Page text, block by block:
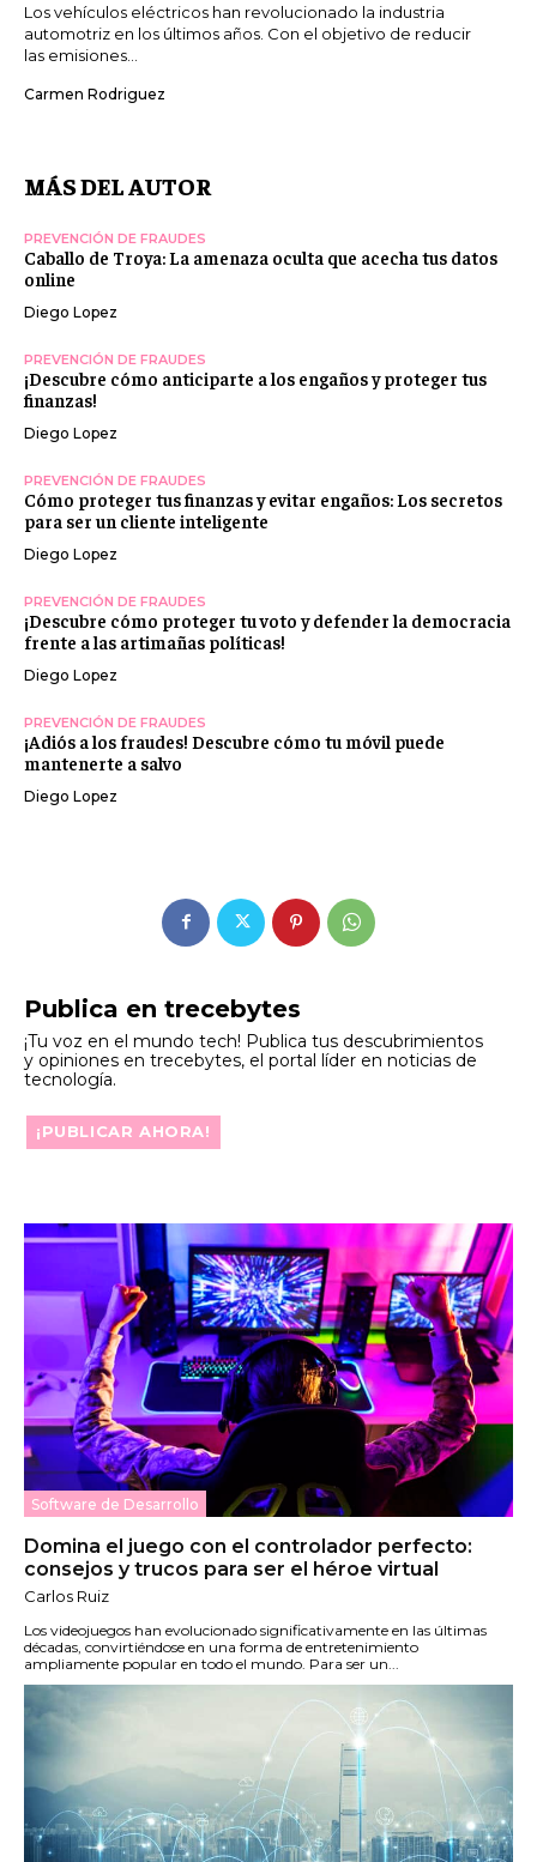
Publica en trecebytes
¡Tu voz en el mundo tech! Publica tus descubrimientos
y opiniones en trecebytes, el portal líder en noticias de
tecnología.
¡PUBLICAR AHORA!
Software de Desarrollo
Domina el juego con el controlador perfecto:
consejos y trucos para ser el héroe virtual
Carlos Ruiz
Los videojuegos han evolucionado significativamente en las últimas
décadas, convirtiéndose en una forma de entretenimiento
ampliamente popular en todo el mundo. Para ser un...
Los vehículos eléctricos han revolucionado la industria
automotriz en los últimos años. Con el objetivo de reducir
las emisiones...
Carmen Rodriguez
MÁS DEL AUTOR
PREVENCIÓN DE FRAUDES
Caballo de Troya: La amenaza oculta que acecha tus datos
online
Diego Lopez
PREVENCIÓN DE FRAUDES
¡Descubre cómo anticiparte a los engaños y proteger tus
finanzas!
Diego Lopez
PREVENCIÓN DE FRAUDES
Cómo proteger tus finanzas y evitar engaños: Los secretos
para ser un cliente inteligente
Diego Lopez
PREVENCIÓN DE FRAUDES
¡Descubre cómo proteger tu voto y defender la democracia
frente a las artimañas políticas!
Diego Lopez
PREVENCIÓN DE FRAUDES
¡Adiós a los fraudes! Descubre cómo tu móvil puede
mantenerte a salvo
Diego Lopez